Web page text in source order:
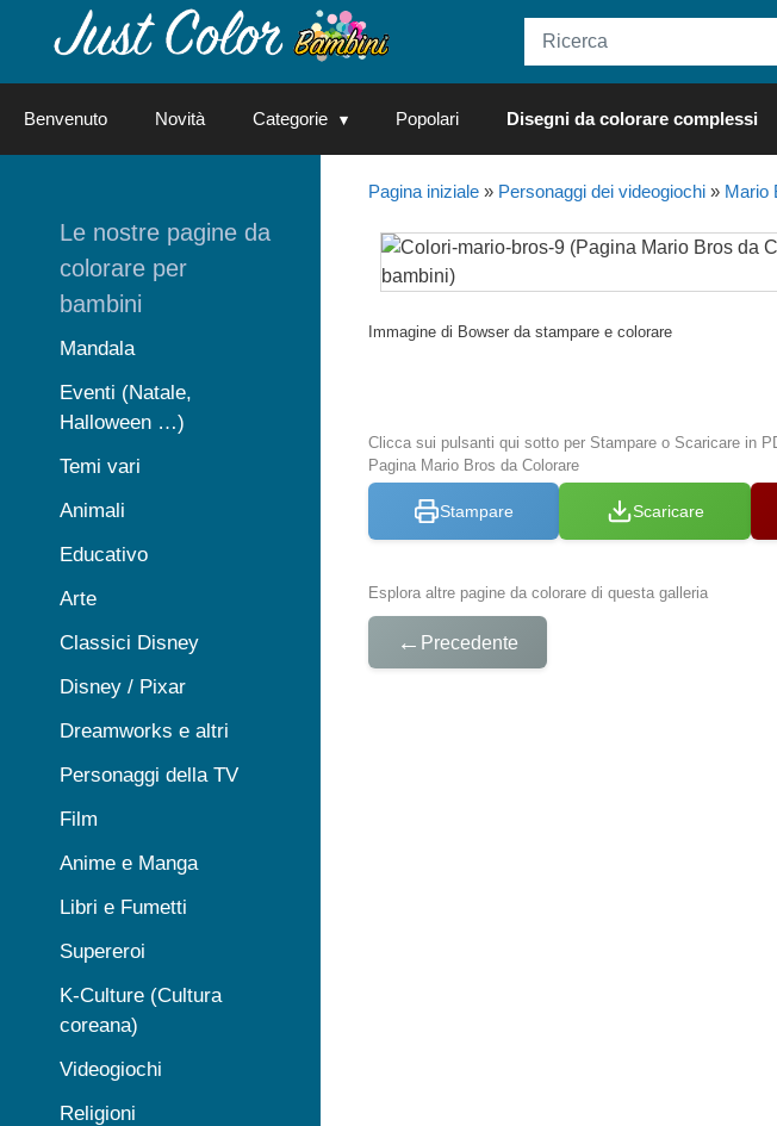
Benvenuto Novità Categorie Popolari Disegni da colorare complessi
Pagina iniziale» Personaggi dei videogiochi» Mario
Immagine di Bowser da stampare e colorare
Clicca sui pulsanti qui sotto per Stampare o Scaricare in
Pagina Mario Bros da Colorare
Stampare Scaricare
Esplora altre pagine da colorare di questa galleria
← Precedente
Le nostre pagine da
colorare per
bambini
Mandala
Eventi (Natale,
Halloween …)
Temi vari
Animali
Educativo
Arte
Classici Disney
Disney / Pixar
Dreamworks e altri
Personaggi della TV
Film
Anime e Manga
Libri e Fumetti
Supereroi
K-Culture (Cultura
coreana)
Videogiochi
Religioni